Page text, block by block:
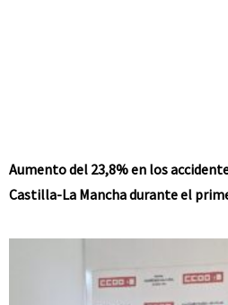
Aumento del 23,8% en los
Castilla-La Mancha durante el